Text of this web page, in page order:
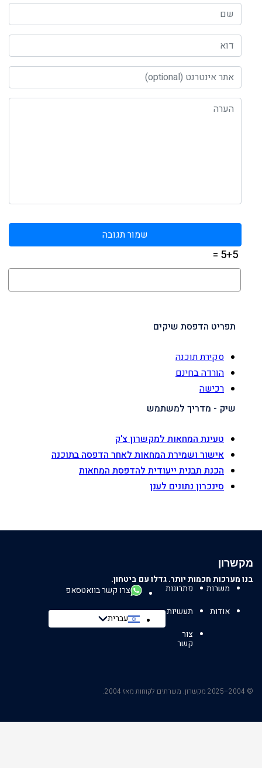
5+5 =
תפריט הדפסת שיקים
סקירת תוכנה
הורדה בחינם
רכישה
שיק - מדריך למשתמש
טעינת המחאות למקשרון צ'ק
אישור ושמירת המחאות לאחר הדפסה בתוכנה
הכנת תבנית ייעודית להדפסת המחאות
סינכרון נתונים לענן
מקשרון
בנו מערכות חכמות יותר. גדלו עם ביטחון.
משרות
פתרונות
אודות
תעשיות
צור
קשר
צרו קשר בוואטסאפ
עברית
© 2004–2025 מקשרון. משרתים לקוחות מאז 2004.